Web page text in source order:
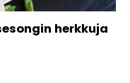
herkkuja